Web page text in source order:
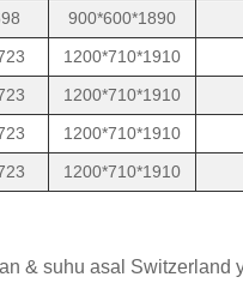
900*600*1890
1200*710*1910
1200*710*1910
1200*710*1910
1200*710*1910
& suhu asal Switzerland